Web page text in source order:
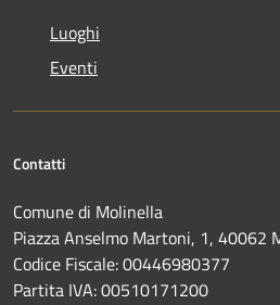
Luoghi
Eventi
Contatti
Comune di Molinella
Piazza Anselmo Martoni, 1, 40062
Codice Fiscale: 00446980377
Partita IVA: 00510171200